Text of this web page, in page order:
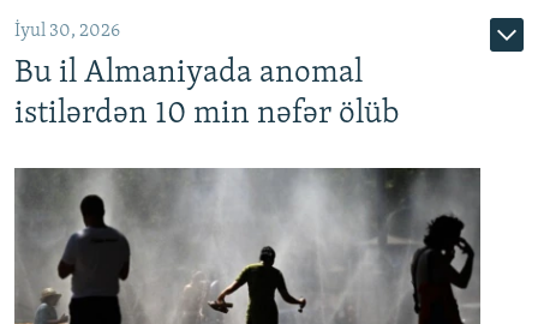
İyul 30, 2026
Bu il Almaniyada anomal
istilərdən 10 min nəfər ölüb